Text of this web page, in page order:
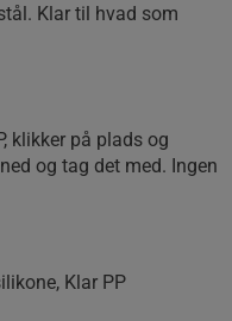
Klar til hvad som
klikker på plads og
og tag det med. Ingen
Klar PP